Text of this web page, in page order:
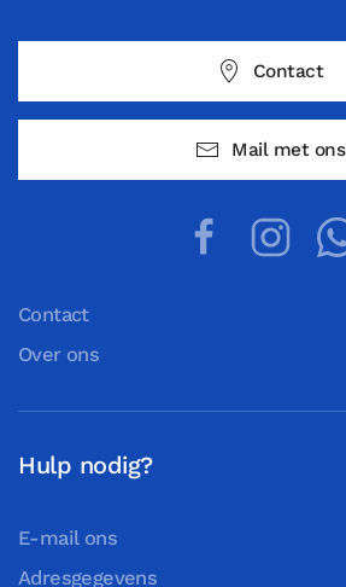
Contact
Mail met ons
Contact
Over ons
Hulp nodig?
E-mail ons
Adresgegevens